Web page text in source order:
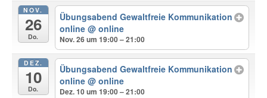
NOV.
26
Do.
Übungsabend Gewaltfreie Kommunikation
online@ online
Nov. 26 um 19:00 – 21:00
DEZ.
10
Do.
Übungsabend Gewaltfreie Kommunikation
online@ online
Dez. 10 um 19:00 – 21:00